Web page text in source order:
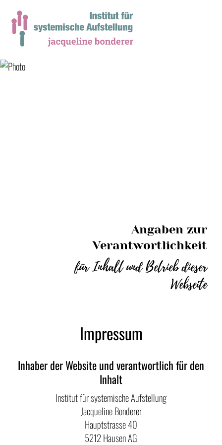
Angaben zur
Verantwortlichkeit
für Inhalt und Betrieb dieser
Webseite
Impressum
Inhaber der Website und verantwortlich für den
Inhalt
Institut für systemische Aufstellung
Jacqueline Bonderer
Hauptstrasse 40
5212 Hausen AG